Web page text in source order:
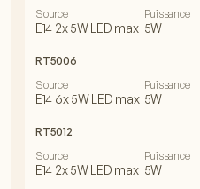
Source
E14 2x 5W LED max
Puissance
5W
RT5006
Source
E14 6x 5W LED max
Puissance
5W
RT5012
Source
E14 2x 5W LED max
Puissance
5W